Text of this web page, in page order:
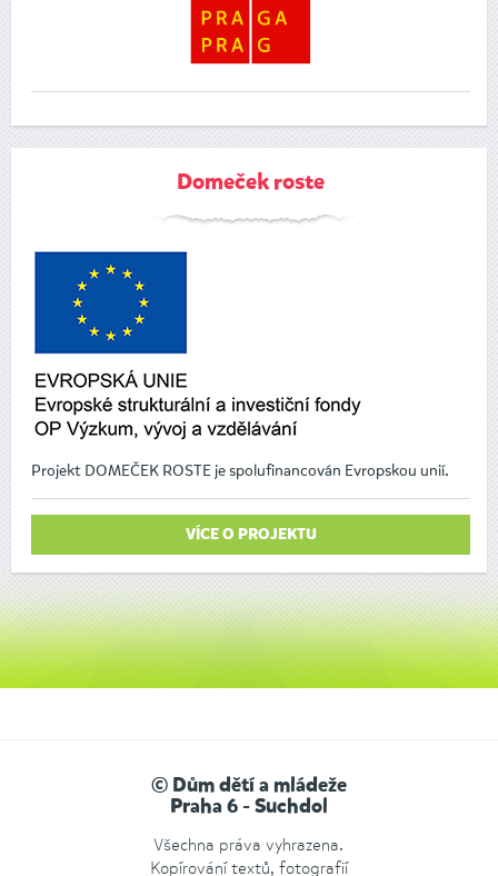
Domeček roste
Projekt DOMEČEK ROSTE je spolufinancován Evropskou unií.
VÍCE O PROJEKTU
© Dům dětí a mládeže
Praha 6 - Suchdol
Všechna práva vyhrazena.
Kopírování textů, fotografií